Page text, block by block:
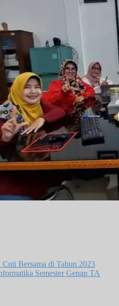
Bersama di Tahun 2023
Semester Genap TA